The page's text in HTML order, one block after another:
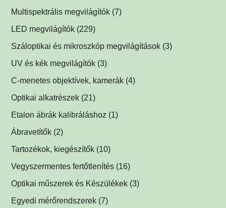
Multispektrális megvilágítók (7)
Multispektrális dóm megvilágítók
Multispektrális háttérvilágítók
LED megvilágítók (229)
Gyűrűvilágítók
(1)
Súrlófények
Égboltvilágítók
(1)
Koaxiális világítók
(2)
Háttérvilágítók
(5)
SPOT megvilágítók
SPOT vetítők
Mátrix megvilágítók
(2)
Csíkvetítők
Egyedi megvilágítók
(2)
Száloptikai és mikroszkóp megvilágítások (3)
UV és kék megvilágítók (3)
UV és kék megvilágítások fluoreszcens alkalmazáshoz
C-menetes objektívek, kamerák (4)
Optikai alkatrészek (21)
Műszerüvegek
(1)
Optikai tükrök, prizmák
Lencsék
(1)
Optikai szűrők
(5)
Védőüvegek
Etalon ábrák kalibráláshoz (1)
Ábravetítők (2)
Tartozékok, kiegészítők (10)
LED tápegységek
(1)
Kábelek
(1)
C-menetes közdarabok
(1)
Vegyszermentes fertőtlenítés (16)
Vírusölő és baktériumölő réz fólia
(12)
UV-C légfertőtlenítő
(3)
Optikai műszerek és Készülékek (3)
Egyedi mérőrendszerek (7)